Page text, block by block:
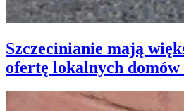
Szczecinianie mają
ofertę lokalnych